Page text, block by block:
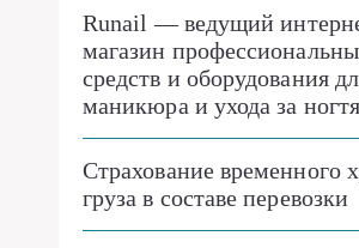
Runail — ведущий
магазин
средств и оборудования
маникюра и ухода за
Страхование временного
груза в составе перевозки